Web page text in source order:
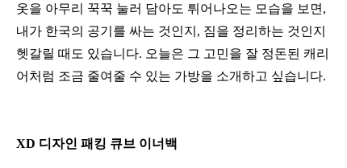
옷을 아무리 꾹꾹 눌러 담아도 튀어나오는 모습을 보면,
내가 한국의 공기를 싸는 것인지, 짐을 정리하는 것인지
헷갈릴 때도 있습니다. 오늘은 그 고민을 잘 정돈된 캐리
어처럼 조금 줄여줄 수 있는 가방을 소개하고 싶습니다.
XD 디자인 패킹 큐브 이너백